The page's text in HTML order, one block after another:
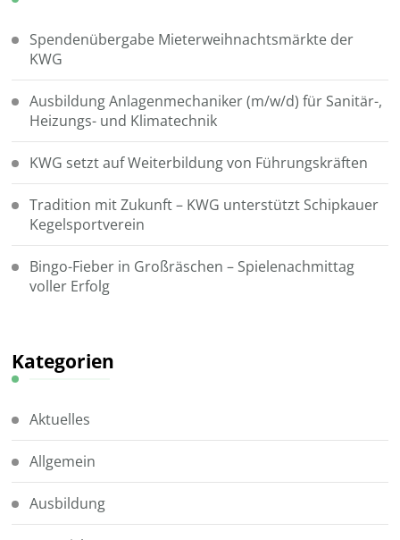
Spendenübergabe Mieterweihnachtsmärkte der
KWG
Ausbildung Anlagenmechaniker (m/w/d) für Sanitär-,
Heizungs- und Klimatechnik
KWG setzt auf Weiterbildung von Führungskräften
Tradition mit Zukunft – KWG unterstützt Schipkauer
Kegelsportverein
Bingo-Fieber in Großräschen – Spielenachmittag
voller Erfolg
Kategorien
Aktuelles
Allgemein
Ausbildung